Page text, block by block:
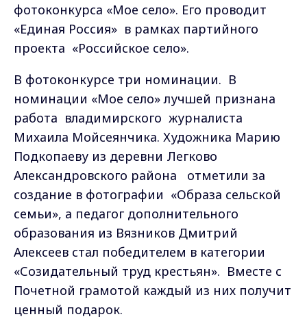
фотоконкурса «Мое село». Его проводит
«Единая Россия» в рамках партийного
проекта «Российское село».
В фотоконкурсе три номинации. В
номинации «Мое село» лучшей признана
работа владимирского журналиста
Михаила Мойсеянчика. Художника Марию
Подкопаеву из деревни Легково
Александровского района отметили за
создание в фотографии «Образа сельской
семьи», а педагог дополнительного
образования из Вязников Дмитрий
Алексеев стал победителем в категории
«Созидательный труд крестьян». Вместе с
Почетной грамотой каждый из них получит
ценный подарок.